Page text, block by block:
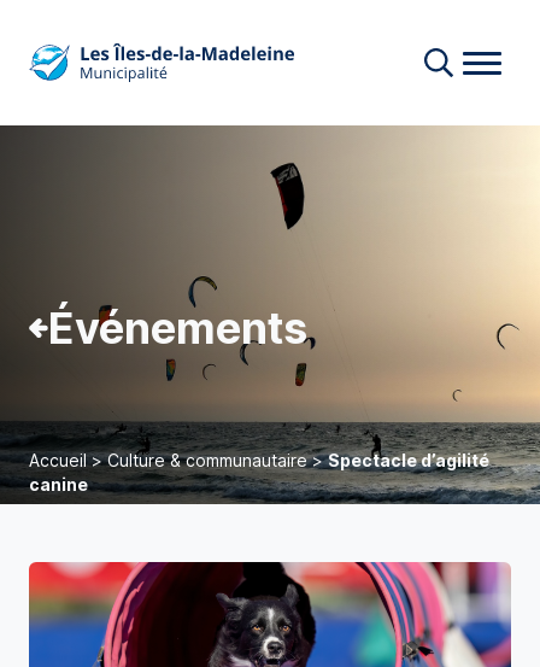
Événements
Accueil>Culture & communautaire>Spectacle d’agilité
canine